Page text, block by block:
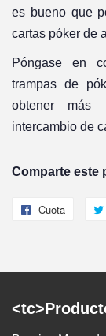
es bueno que
cartas póker de
Póngase en
trampas de
obtener más
intercambio de
Comparte este
Cuota